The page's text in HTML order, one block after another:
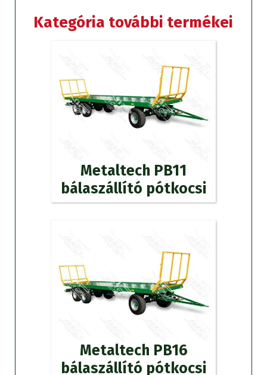
Kategória további termékei
Metaltech PB11
bálaszállító pótkocsi
Metaltech PB16
bálaszállító pótkocsi